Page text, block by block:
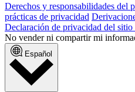
Derechos y responsabilidades del
prácticas de privacidad
Declaración de privacidad del sitio
No vender ni compartir mi
Español